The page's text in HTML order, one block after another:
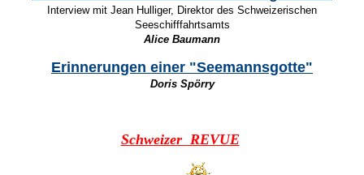
Interview mit Jean Hulliger, Direktor des Schweizerischen
Seeschifffahrtsamts
Alice Baumann
Erinnerungen einer "Seemannsgotte"
Doris Spörry
Schweizer REVUE